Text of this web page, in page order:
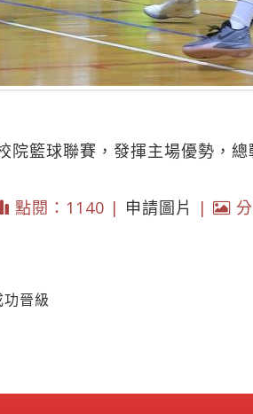
院籃球聯賽，發揮主場優勢，
點閱：1140 | 申請圖片 |
晉級